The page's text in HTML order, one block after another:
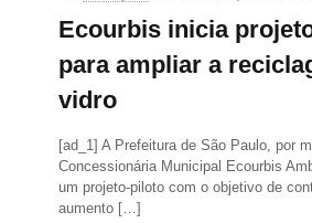
Ecourbis inicia
para ampliar a
vidro
[ad_1] A Prefeitura de São Paulo, por
Concessionária Municipal Ecourbis
um projeto-piloto com o objetivo de
aumento […]